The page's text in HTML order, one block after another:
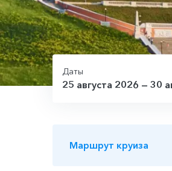
Даты
25 августа 2026 — 30
Маршрут круиза